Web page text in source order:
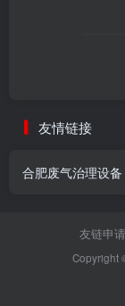
友情链接
合肥废气治理设备
友链申请
Copyright